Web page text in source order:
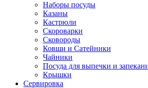
Наборы посуды
Казаны
Кастрюли
Скороварки
Сковороды
Ковши и Сатейники
Чайники
Посуда для выпечки и
Крышки
Сервировка